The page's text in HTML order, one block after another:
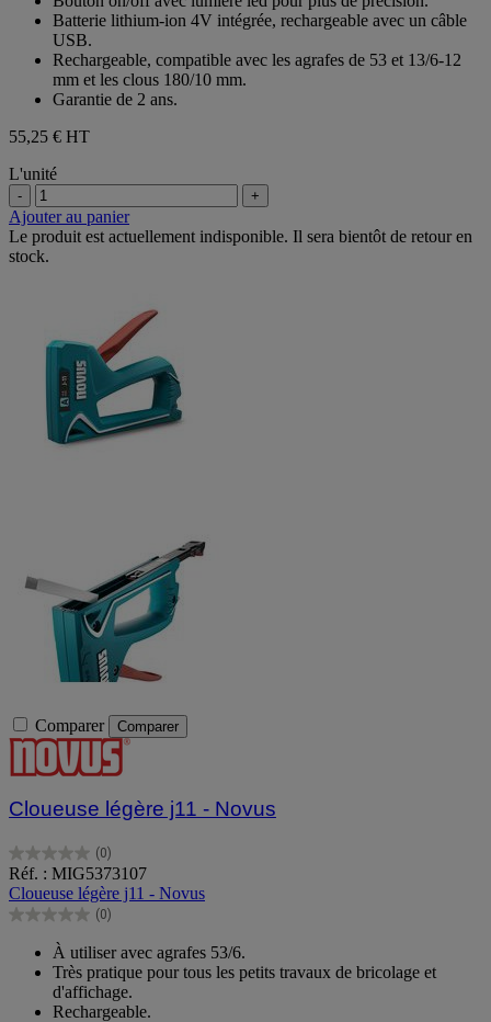
Batterie lithium-ion 4V intégrée, rechargeable avec un câble
USB.
Rechargeable, compatible avec les agrafes de 53 et 13/6-12
mm et les clous 180/10 mm.
Garantie de 2 ans.
55,25 € HT
L'unité
- +
Ajouter au panier
Le produit est actuellement indisponible. Il sera bientôt de retour en
stock.
Comparer Comparer
Cloueuse légère j11 - Novus
(0)
0.0
sur
5
étoiles.
Réf. : MIG5373107
Cloueuse légère j11 - Novus
(0)
0.0
étoiles.
À utiliser avec agrafes 53/6.
Très pratique pour tous les petits travaux de bricolage et
d'affichage.
Rechargeable.